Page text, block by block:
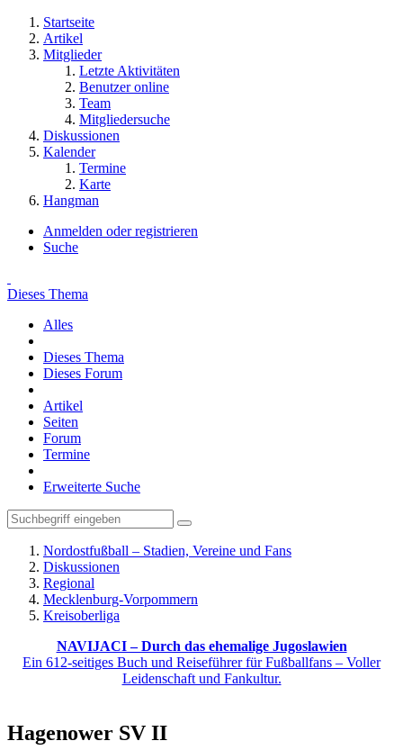
Startseite
Artikel
Mitglieder
Letzte Aktivitäten
Benutzer online
Team
Mitgliedersuche
Diskussionen
Kalender
Termine
Karte
Hangman
Anmelden oder registrieren
Suche
Dieses Thema
Alles
Dieses Thema
Dieses Forum
Artikel
Seiten
Forum
Termine
Erweiterte Suche
Nordostfußball – Stadien, Vereine und Fans
Diskussionen
Regional
Mecklenburg-Vorpommern
Kreisoberliga
NAVIJACI – Durch das ehemalige Jugoslawien
Ein 612-seitiges Buch und Reiseführer für Fußballfans – Voller
Leidenschaft und Fankultur.
Hagenower SV II